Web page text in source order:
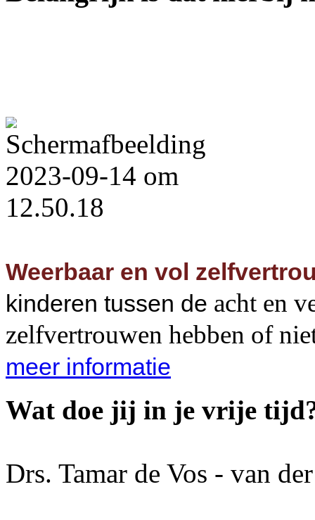
Weerbaar en vol
kinderen tussen de acht en
zelfvertrouwen hebben of
meer informatie
Wat doe jij in je vrije
Drs. Tamar de Vos - van